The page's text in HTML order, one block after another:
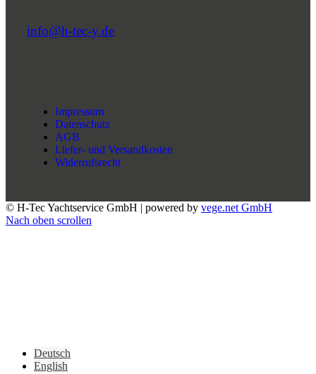
info@h-tec-y.de
Impressum
Datenschutz
AGB
Liefer- und Versandkosten
Widerrufsrecht
© H-Tec Yachtservice GmbH | powered by vege.net GmbH
Nach oben scrollen
Deutsch
English